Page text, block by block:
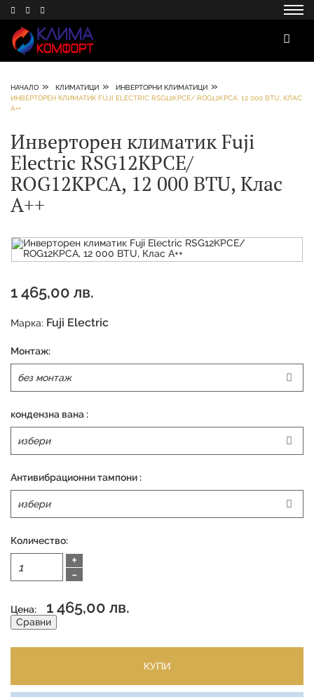
НАЧАЛО » КЛИМАТИЦИ » ИНВЕРТОРНИ КЛИМАТИЦИ »
ИНВЕРТОРЕН КЛИМАТИК FUJI ELECTRIC RSG12KPCЕ/ ROG12KPCA, 12 000 BTU, КЛАС
А++
Инверторен климатик Fuji
Electric RSG12KPCЕ/
ROG12KPCA, 12 000 BTU, Клас
А++
1 465,00 лв.
Марка: Fuji Electric
Монтаж:
кондензна вана :
Антивибрационни тампони :
Количество:
+
-
Цена: 1 465,00 лв.
Сравни
КУПИ